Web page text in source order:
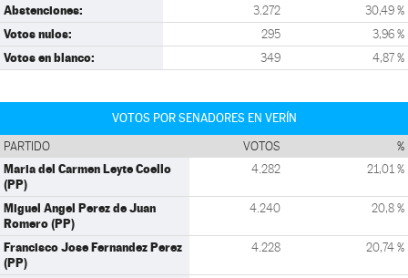
Abstenciones: 3.272 30,49 %
Votos nulos: 295 3,96 %
Votos en blanco: 349 4,87 %
VOTOS POR SENADORES EN VERÍN
PARTIDO VOTOS %
Maria del Carmen Leyte Coello
(PP)
4.282 21,01 %
Miguel Angel Perez de Juan
Romero (PP)
4.240 20,8 %
Francisco Jose Fernandez Perez
(PP)
4.228 20,74 %